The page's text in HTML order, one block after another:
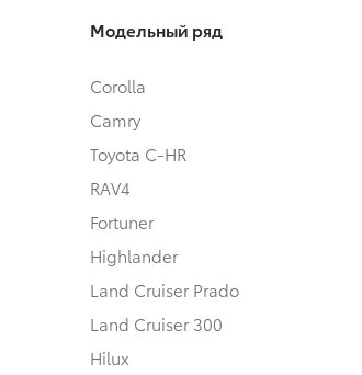
Модельный ряд
Corolla
Camry
Toyota C-HR
RAV4
Fortuner
Highlander
Land Cruiser Prado
Land Cruiser 300
Hilux